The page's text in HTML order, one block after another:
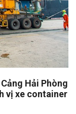
Hải Phòng
vị xe container